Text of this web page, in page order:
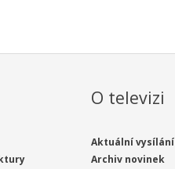
O televizi
Aktuální vysílání
Archiv novinek